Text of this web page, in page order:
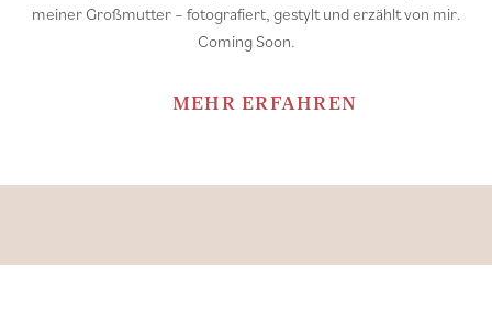
meiner Großmutter – fotografiert, gestylt und erzählt von mir.
Coming Soon.
MEHR ERFAHREN